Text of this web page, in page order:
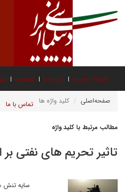
صفحه نخست درباره ما عضویت
تماس با ما صفحه‌اصلی کلید واژه ها
مطالب مرتبط با کلید واژه
تاثیر تحریم های نفتی بر
سایه تنش